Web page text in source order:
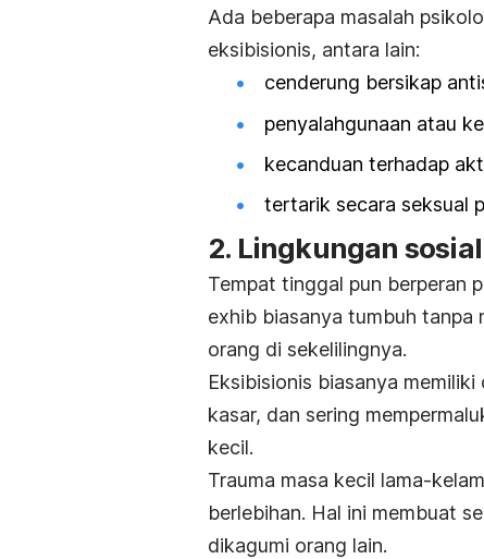
Ada beberapa masalah
eksibisionis, antara lain:
cenderung bersikap
penyalahgunaan atau
kecanduan terhadap
tertarik secara seksual
2. Lingkungan sosial
Tempat tinggal pun berperan
exhib biasanya tumbuh tanpa
orang di sekelilingnya.
Eksibisionis biasanya
kasar, dan sering
kecil.
Trauma masa kecil lama-
berlebihan. Hal ini membuat
dikagumi orang lain.